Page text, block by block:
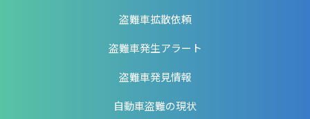
盗難車拡散依頼
盗難車発生アラート
盗難車発見情報
自動車盗難の現状